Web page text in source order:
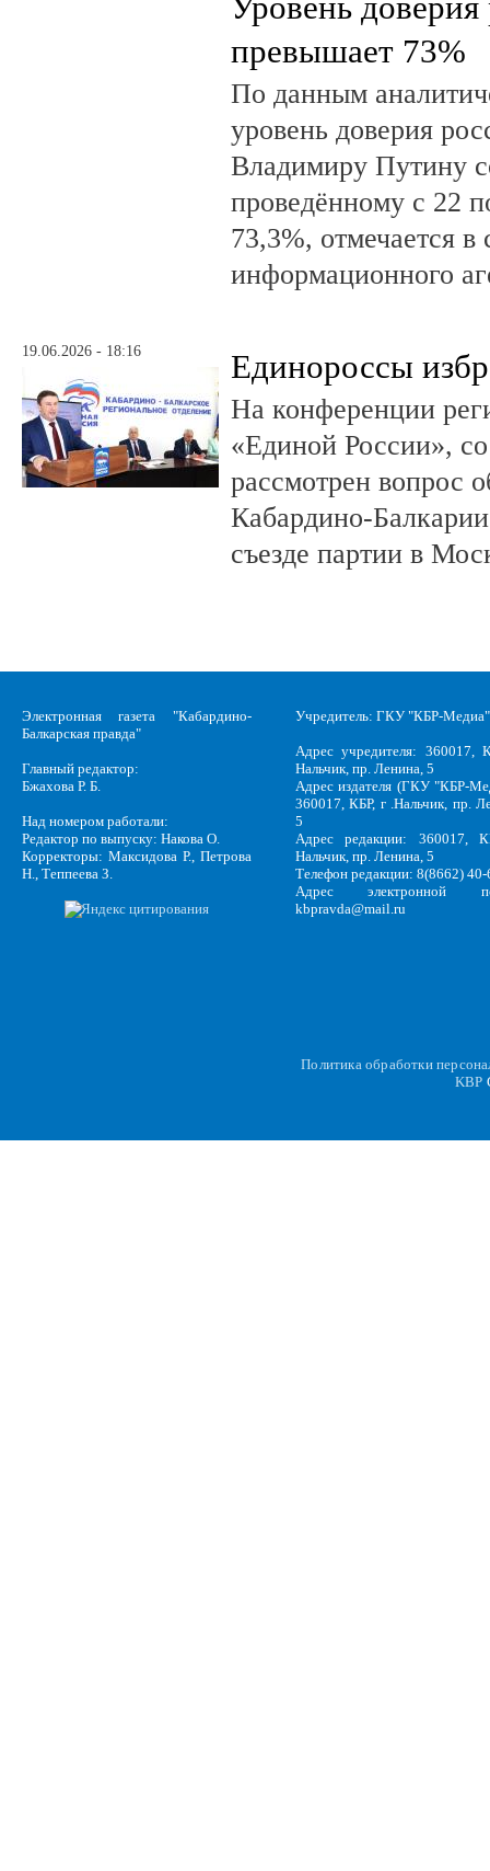
превышает 73%
По данным
уровень доверия
Владимиру Путину
проведённому с 22
73,3%, отмечается
информационного
19.06.2026 - 18:16 Единороссы
На конференции
«Единой России»,
рассмотрен вопрос
Кабардино-
съезде партии в
Электронная газета "Кабардино-
Балкарская правда"
Главный редактор:
Бжахова Р. Б.
Над номером работали:
Редактор по выпуску: Накова О.
Корректоры: Максидова Р., Петрова
Н., Теппеева З.
Учредитель: ГКУ "КБР-Медиа"
Адрес учредителя: 360017,
Нальчик, пр. Ленина, 5
Адрес издателя (ГКУ "КБР-
360017, КБР, г .Нальчик, пр.
5
Адрес редакции: 360017,
Нальчик, пр. Ленина, 5
Телефон редакции: 8(8662)
Адрес электронной
kbpravda@mail.ru
Политика обработки
KBP